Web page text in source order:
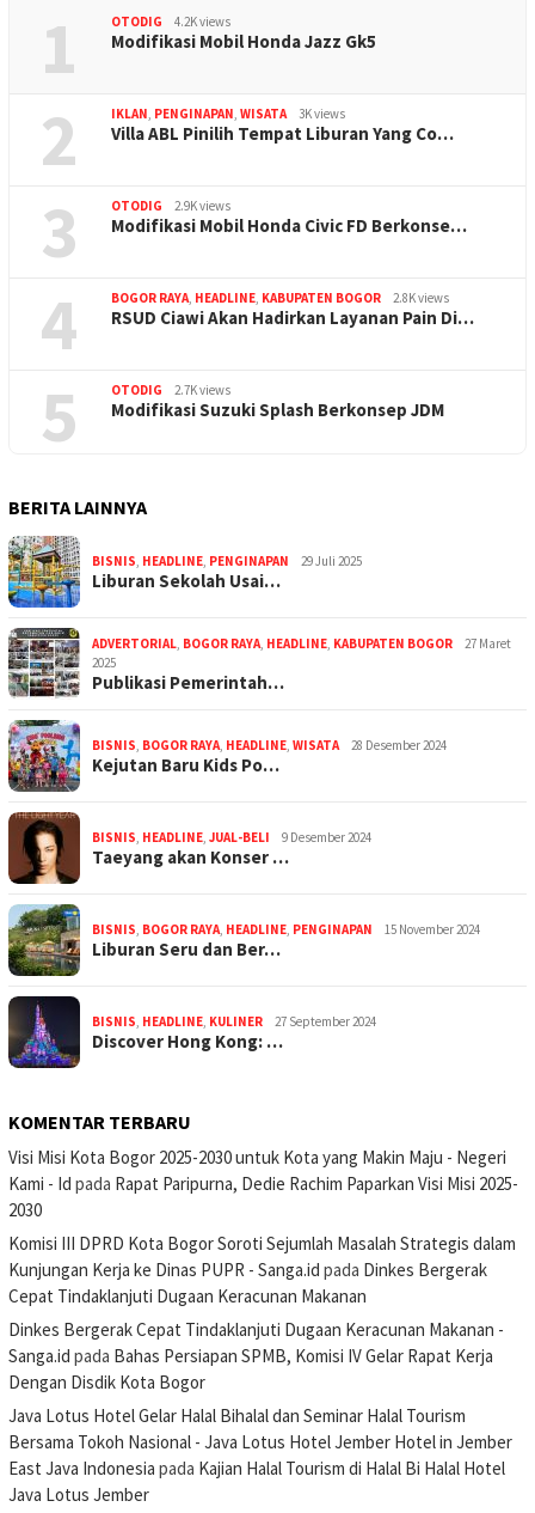
1 OTODIG 4.2K views
Modifikasi Mobil Honda Jazz Gk5
2 IKLAN, PENGINAPAN, WISATA 3K views
Villa ABL Pinilih Tempat Liburan Yang Co…
3 OTODIG 2.9K views
Modifikasi Mobil Honda Civic FD Berkonse…
4 BOGOR RAYA, HEADLINE, KABUPATEN BOGOR 2.8K views
RSUD Ciawi Akan Hadirkan Layanan Pain Di…
5 OTODIG 2.7K views
Modifikasi Suzuki Splash Berkonsep JDM
BERITA LAINNYA
BISNIS, HEADLINE, PENGINAPAN 29 Juli 2025
Liburan Sekolah Usai…
ADVERTORIAL, BOGOR RAYA, HEADLINE, KABUPATEN BOGOR
27 Maret
2025
Publikasi Pemerintah…
BISNIS, BOGOR RAYA, HEADLINE, WISATA 28 Desember 2024
Kejutan Baru Kids Po…
BISNIS, HEADLINE, JUAL-BELI 9 Desember 2024
Taeyang akan Konser …
BISNIS, BOGOR RAYA, HEADLINE, PENGINAPAN 15 November 2024
Liburan Seru dan Ber…
BISNIS, HEADLINE, KULINER 27 September 2024
Discover Hong Kong: …
KOMENTAR TERBARU
Visi Misi Kota Bogor 2025-2030 untuk Kota yang Makin Maju - Negeri
Kami - Id pada Rapat Paripurna, Dedie Rachim Paparkan Visi Misi 2025-
2030
Komisi III DPRD Kota Bogor Soroti Sejumlah Masalah Strategis dalam
Kunjungan Kerja ke Dinas PUPR - Sanga.id pada Dinkes Bergerak
Cepat Tindaklanjuti Dugaan Keracunan Makanan
Dinkes Bergerak Cepat Tindaklanjuti Dugaan Keracunan Makanan -
Sanga.id pada Bahas Persiapan SPMB, Komisi IV Gelar Rapat Kerja
Dengan Disdik Kota Bogor
Java Lotus Hotel Gelar Halal Bihalal dan Seminar Halal Tourism
Bersama Tokoh Nasional - Java Lotus Hotel Jember Hotel in Jember
East Java Indonesia pada Kajian Halal Tourism di Halal Bi Halal Hotel
Java Lotus Jember